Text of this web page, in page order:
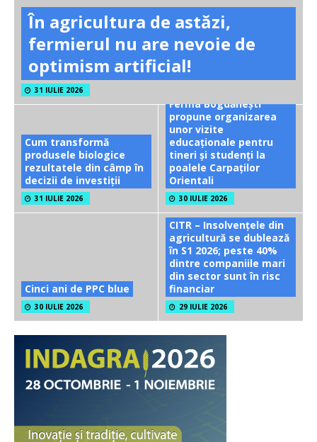
În agricultura de astăzi,
fermierul nu are nevoie de
optimism artificial!
31 IULIE 2026
Cum transformă
produsele biologice
rezultatele din câmp în
decizii de investiții
31 IULIE 2026
Ferma Bogdănești
propune organizarea
unor vizite
educaționale pentru
tineri și studenți la
poalele Carpaților
Orientali
30 IULIE 2026
Cinci ani de PPC blue
30 IULIE 2026
CITR – Insolvențele din
agricultură se dublează
în S1 2026; peste 40%
dintre companiile mari
din sector sunt în risc
financiar
29 IULIE 2026